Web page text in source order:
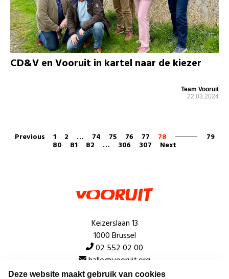
Deze website maakt gebruik van cookies
CD&V en Vooruit in kartel naar de kiezer
Team Vooruit
22.03.2024
Previous 1 2 … 74 75 76 77 78 79
80 81 82 … 306 307 Next
Keizerslaan 13
1000 Brussel
02 552 02 00
hallo@vooruit.org